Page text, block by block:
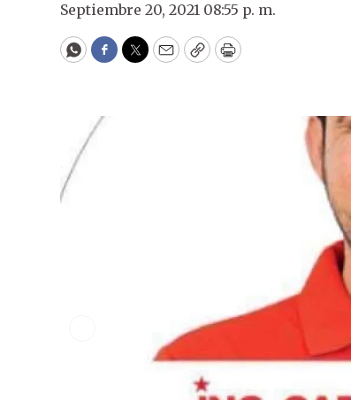
Septiembre 20, 2021 08:55 p. m.
WhatsApp
Facebook
Twitter
EmailCopyPrint